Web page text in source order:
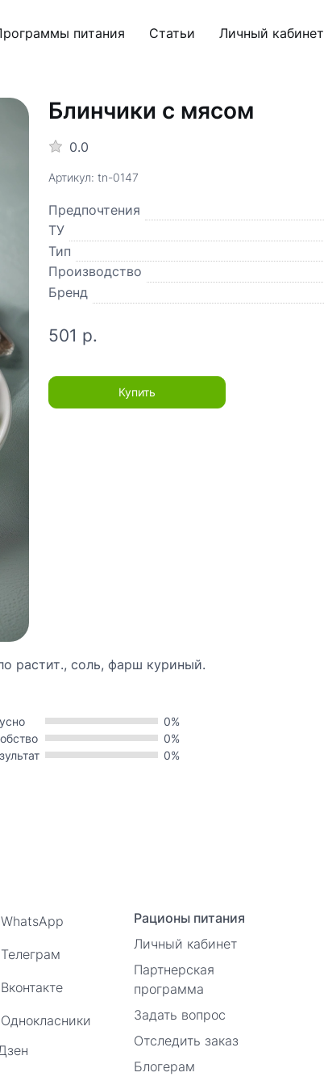
питания Статьи Личный кабинет
Блинчики с мясом
0.0
Артикул: tn-0147
Предпочтения
ТУ
Тип
Производство
Бренд
501 р.
Купить
растит., соль, фарш куриный.
0%
0%
0%
WhatsApp
Телеграм
Вконтакте
Однокласники
Рационы питания
Личный кабинет
Партнерская
программа
Задать вопрос
Отследить заказ
Блогерам